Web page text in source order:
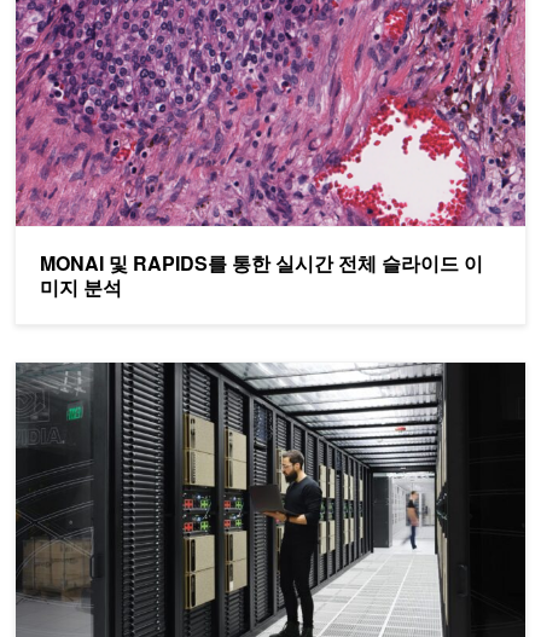
MONAI 및 RAPIDS를 통한 실시간 전체 슬라이드 이
미지 분석
Oracle Cloud Infrastructure(OCI)가 탑재된 NVIDIA DGX 클라우